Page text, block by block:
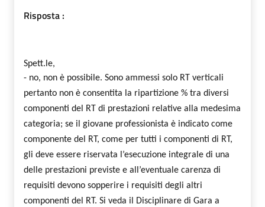
Risposta :
Spett.le,
- no, non è possibile. Sono ammessi solo RT verticali
pertanto non è consentita la ripartizione % tra diversi
componenti del RT di prestazioni relative alla medesima
categoria; se il giovane professionista è indicato come
componente del RT, come per tutti i componenti di RT,
gli deve essere riservata l’esecuzione integrale di una
delle prestazioni previste e all’eventuale carenza di
requisiti devono sopperire i requisiti degli altri
componenti del RT. Si veda il Disciplinare di Gara a